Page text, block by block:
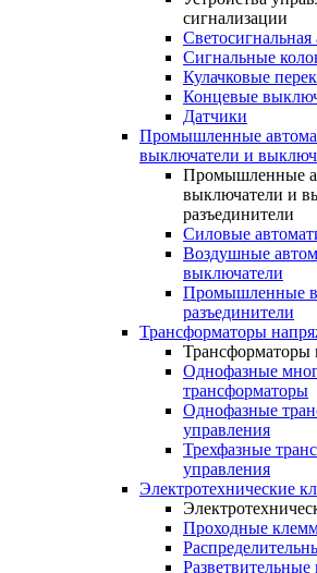
сигнализации
Светосигнальная
Сигнальные
Кулачковые
Концевые
Датчики
Промышленные
выключатели и
Промышленные
выключатели и
разъединители
Силовые
Воздушные
выключатели
Промышленные
разъединители
Трансформаторы
Трансформаторы
Однофазные
трансформаторы
Однофазные
управления
Трехфазные
управления
Электротехнические
Проходные